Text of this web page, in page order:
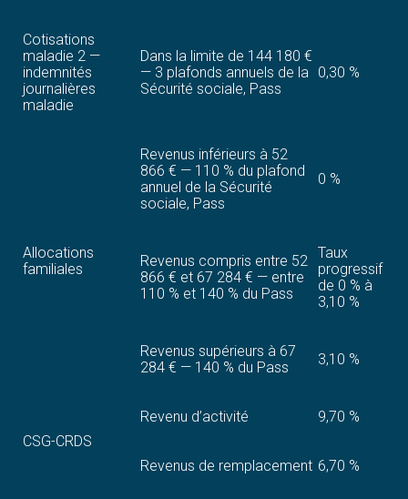
Cotisations
maladie 2 —
indemnités
journalières
maladie
Dans la limite de 144 180 €
— 3 plafonds annuels de la
Sécurité sociale, Pass
0,30 %
Allocations
familiales
Revenus inférieurs à 52
866 € — 110 % du plafond
annuel de la Sécurité
sociale, Pass
0 %
Revenus compris entre 52
866 € et 67 284 € — entre
110 % et 140 % du Pass
Taux
progressif
de 0 % à
3,10 %
Revenus supérieurs à 67
284 € — 140 % du Pass
3,10 %
CSG-CRDS
Revenu d’activité 9,70 %
Revenus de remplacement 6,70 %